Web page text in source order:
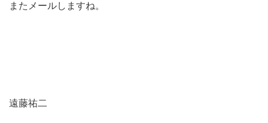
またメールしますね。
遠藤祐二